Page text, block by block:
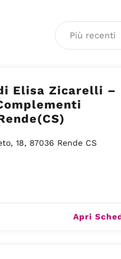
Più recenti
Elisa Zicarelli –
18, 87036 Rende CS
Apri